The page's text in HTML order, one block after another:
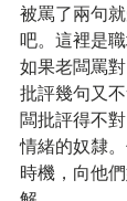
被罵了兩句
吧。這裡是
如果老闆罵
批評幾句又
闆批評得不
情緒的奴隸
時機，向他